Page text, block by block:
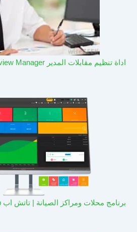
اداة تنظيم مقابلات المدير Interview Manager
برنامج محلات ومراكز الصيانة | تاتش اب TouchUp